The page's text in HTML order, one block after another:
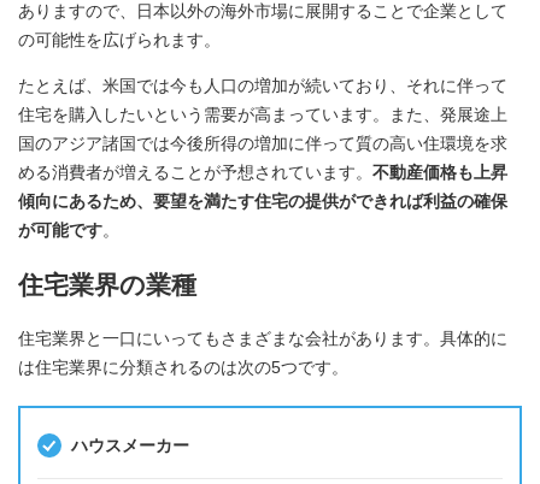
ありますので、日本以外の海外市場に展開することで企業として
の可能性を広げられます。
たとえば、米国では今も人口の増加が続いており、それに伴って
住宅を購入したいという需要が高まっています。また、発展途上
国のアジア諸国では今後所得の増加に伴って質の高い住環境を求
める消費者が増えることが予想されています。 不動産価格も上昇
傾向にあるため、要望を満たす住宅の提供ができれば利益の確保
が可能です。
住宅業界の業種
住宅業界と一口にいってもさまざまな会社があります。具体的に
は住宅業界に分類されるのは次の5つです。
ハウスメーカー